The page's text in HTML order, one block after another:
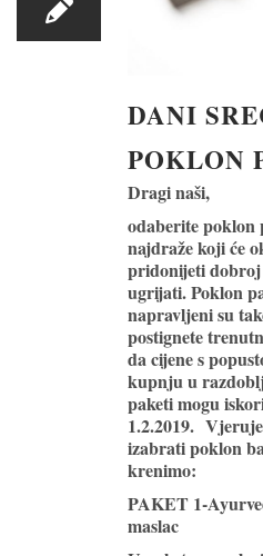
DANI
POKLON
Dragi naši,
odaberite poklon
najdraže koji će
pridonijeti dobroj
ugrijati. Poklon
napravljeni su
postignete
dacijene s
kupnju u
paketi mogu
1.2.2019.
izabrati poklon
krenimo:
PAKET 1-
maslac